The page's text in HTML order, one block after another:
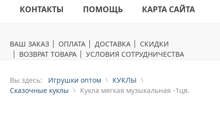
КОНТАКТЫ ПОМОЩЬ КАРТА САЙТА
ВАШ ЗАКАЗ ОПЛАТА ДОСТАВКА
СКИДКИ
ВОЗВРАТ ТОВАРА
УСЛОВИЯ СОТРУДНИЧЕСТВА
Вы здесь: Игрушки оптом
КУКЛЫ
Сказочные куклы
Кукла мягкая музыкальная -1цв.